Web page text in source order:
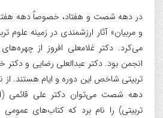
در دهه شصت و هفتاد، خصوصاً دهه هفتاد
و مربیان» آثار ارزشمندی در زمینه علوم
می‌کرد. دکتر غلامعلی افروز از
انجمن بود. دکتر عبدالعلی رضایی و دکتر
تربیتی شاخص این دوره و ایام هستند.
دهه شصت می‌توان دکتر علی قائمی
تربیتی) را نام برد که کتاب‌های عمومی